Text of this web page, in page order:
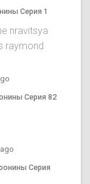
Серия 1
nravitsya
raymond
Серия 82
Серия